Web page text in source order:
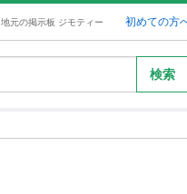
地元の掲示板 ジモティー 初めての方
検索